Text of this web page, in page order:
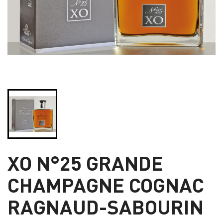
XO N°25 GRANDE
CHAMPAGNE COGNAC
RAGNAUD-SABOURIN